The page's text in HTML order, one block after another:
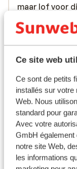
Ce site web
Ce sont de petits
installés sur votre
Web. Nous
standard pour
Avec votre
GmbH également
notre site Web,
les informations
maar lof voor
zeer schoon
(4) zelfs
opgemaakt en
minpuntje is
vooral als je
wij en moe
naar binnen.
en dat moet je
opgenomen.
whatsapp
appen werkte .
maar lof voor
zeer schoon
(4) zelfs
Traduire en
Anton en
Couples